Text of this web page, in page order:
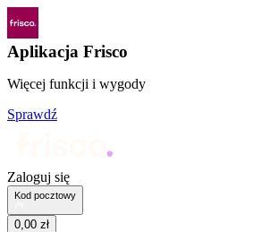
Aplikacja Frisco
Więcej funkcji i wygody
Sprawdź
Zaloguj się
Kod pocztowy
0,00 zł